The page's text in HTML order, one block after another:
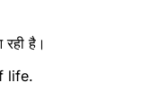
है।
life.